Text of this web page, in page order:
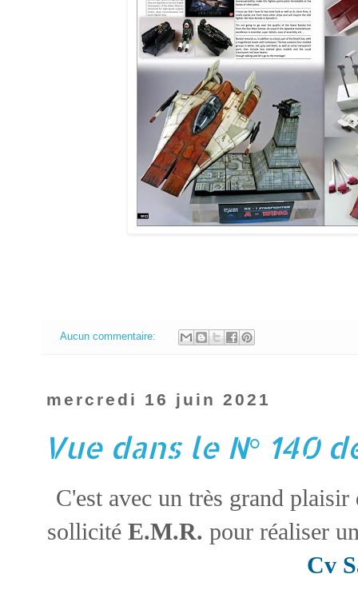
Aucun commentaire:
mercredi 16 juin 2021
Vue dans le N° 140
C'est avec un très grand
sollicité E.M.R. pour réaliser
Cv